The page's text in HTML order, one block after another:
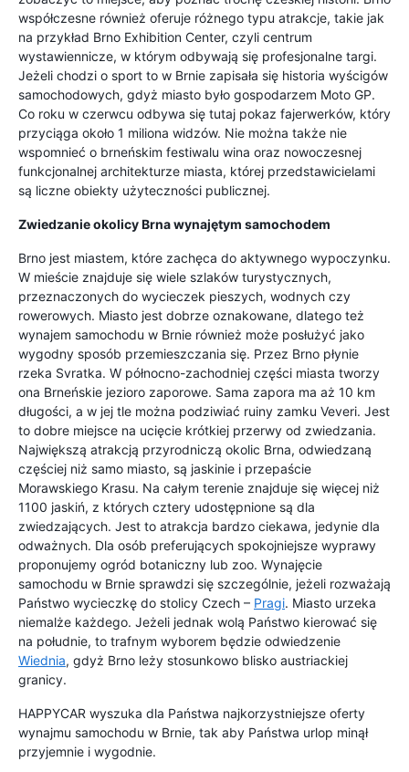
współczesne również oferuje różnego typu atrakcje, takie jak
na przykład Brno Exhibition Center, czyli centrum
wystawiennicze, w którym odbywają się profesjonalne targi.
Jeżeli chodzi o sport to w Brnie zapisała się historia wyścigów
samochodowych, gdyż miasto było gospodarzem Moto GP.
Co roku w czerwcu odbywa się tutaj pokaz fajerwerków, który
przyciąga około 1 miliona widzów. Nie można także nie
wspomnieć o brneńskim festiwalu wina oraz nowoczesnej
funkcjonalnej architekturze miasta, której przedstawicielami
są liczne obiekty użyteczności publicznej.
Zwiedzanie okolicy Brna wynajętym samochodem
Brno jest miastem, które zachęca do aktywnego wypoczynku.
W mieście znajduje się wiele szlaków turystycznych,
przeznaczonych do wycieczek pieszych, wodnych czy
rowerowych. Miasto jest dobrze oznakowane, dlatego też
wynajem samochodu w Brnie również może posłużyć jako
wygodny sposób przemieszczania się. Przez Brno płynie
rzeka Svratka. W północno-zachodniej części miasta tworzy
ona Brneńskie jezioro zaporowe. Sama zapora ma aż 10 km
długości, a w jej tle można podziwiać ruiny zamku Veveri. Jest
to dobre miejsce na ucięcie krótkiej przerwy od zwiedzania.
Największą atrakcją przyrodniczą okolic Brna, odwiedzaną
częściej niż samo miasto, są jaskinie i przepaście
Morawskiego Krasu. Na całym terenie znajduje się więcej niż
1100 jaskiń, z których cztery udostępnione są dla
zwiedzających. Jest to atrakcja bardzo ciekawa, jedynie dla
odważnych. Dla osób preferujących spokojniejsze wyprawy
proponujemy ogród botaniczny lub zoo. Wynajęcie
samochodu w Brnie sprawdzi się szczególnie, jeżeli rozważają
Państwo wycieczkę do stolicy Czech – Pragi. Miasto urzeka
niemalże każdego. Jeżeli jednak wolą Państwo kierować się
na południe, to trafnym wyborem będzie odwiedzenie
Wiednia, gdyż Brno leży stosunkowo blisko austriackiej
granicy.
HAPPYCAR wyszuka dla Państwa najkorzystniejsze oferty
wynajmu samochodu w Brnie, tak aby Państwa urlop minął
przyjemnie i wygodnie.